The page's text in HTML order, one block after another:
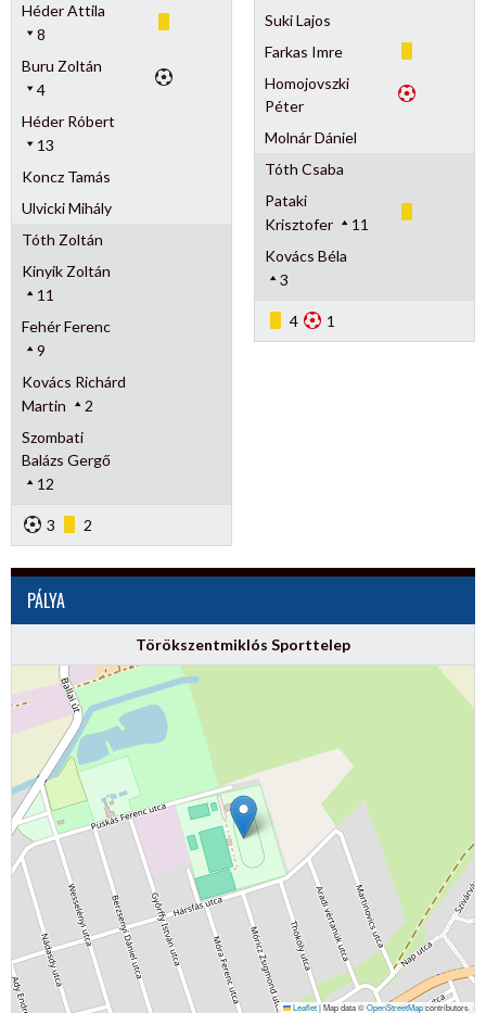
Héder Attila
8
Buru Zoltán
4
Héder Róbert
13
Koncz Tamás
Ulvicki Mihály
Tóth Zoltán
Kinyik Zoltán
11
Fehér Ferenc
9
Kovács Richárd
Martin
2
Szombati
Balázs Gergő
12
3 2
Suki Lajos
Farkas Imre
Homojovszki
Péter
Molnár Dániel
Tóth Csaba
Pataki
Krisztofer
11
Kovács Béla
3
4 1
PÁLYA
Törökszentmiklós Sporttelep
Leaflet|Map data ©OpenStreetMapcontributors